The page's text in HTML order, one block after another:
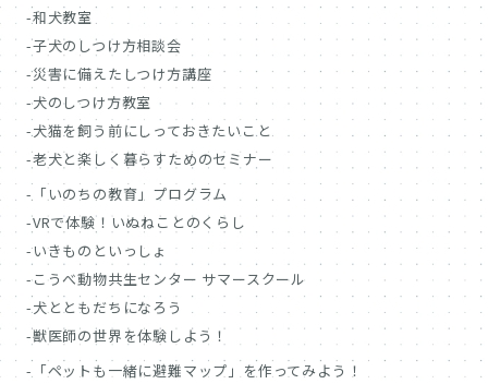
和犬教室
子犬のしつけ方相談会
災害に備えたしつけ方講座
犬のしつけ方教室
犬猫を飼う前にしっておきたいこと
老犬と楽しく暮らすためのセミナー
「いのちの教育」プログラム
VRで体験！いぬねことのくらし
いきものといっしょ
こうべ動物共生センター サマースクール
犬とともだちになろう
獣医師の世界を体験しよう！
「ペットも一緒に避難マップ」を作ってみよう！